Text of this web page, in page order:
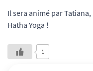
Il sera animé par
Hatha Yoga !
1